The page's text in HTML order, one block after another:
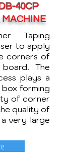
40CP
MACHINE
Taping
to apply
corners of
The
plays a
forming
of corner
quality of
very large